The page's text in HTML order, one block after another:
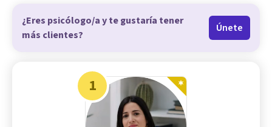
¿Eres psicólogo/a y te gustaría tener
más clientes?
Únete
1